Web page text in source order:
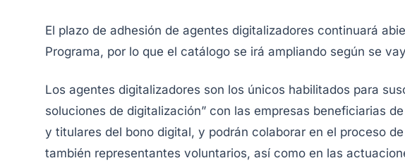
El plazo de adhesión de agentes digitalizadores continuará
Programa, por lo que el catálogo se irá ampliando según se
Los agentes digitalizadores son los únicos habilitados para
soluciones de digitalización” con las empresas beneficiarias
y titulares del bono digital, y podrán colaborar en el proceso
también representantes voluntarios, así como en las